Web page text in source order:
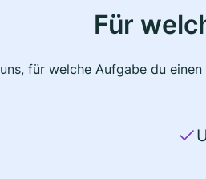
Für
für welche Aufgabe du